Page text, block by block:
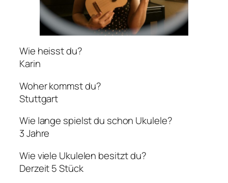
Wie heisst du?
Karin
Woher kommst du?
Stuttgart
Wie lange spielst du schon Ukulele?
3 Jahre
Wie viele Ukulelen besitzt du?
Derzeit 5 Stück